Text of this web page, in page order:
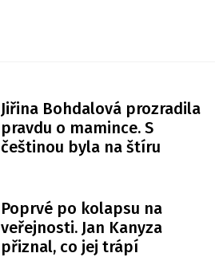
Jiřina Bohdalová prozradila
pravdu o mamince. S
češtinou byla na štíru
Poprvé po kolapsu na
veřejnosti. Jan Kanyza
přiznal, co jej trápí